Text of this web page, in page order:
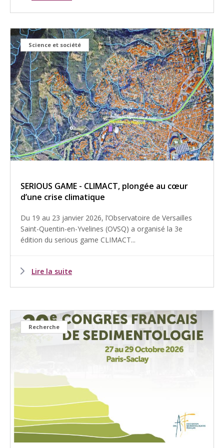
Science et société
SERIOUS GAME - CLIMACT, plongée au cœur
d’une crise climatique
Du 19 au 23 janvier 2026, l’Observatoire de Versailles
Saint-Quentin-en-Yvelines (OVSQ) a organisé la 3e
édition du serious game CLIMACT...
Lire la suite
Recherche